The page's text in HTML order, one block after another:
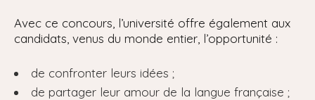
Avec ce concours, l’université offre également aux
candidats, venus du monde entier, l’opportunité :
de confronter leurs idées ;
de partager leur amour de la langue française ;